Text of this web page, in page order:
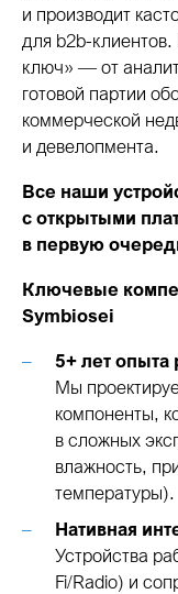
и производит
для b2b-
ключ» — от
готовой партии
коммерческой
и девелопмента.
Все наши
с открытыми
в первую
Ключевые
Symbiosei
5+ лет опыта
Мы
компоненты,
в сложных
влажность,
температуры).
Нативная
Устройства
Fi/Radio) и